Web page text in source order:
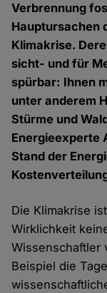
Verbrennung
Hauptursachen
Klimakrise.
sicht- und für
spürbar: Ihnen
unter anderem
Stürme und
Energieexperte
Stand der
Die Klimakrise
Wirklichkeit
Wissenschaftler
Beispiel die